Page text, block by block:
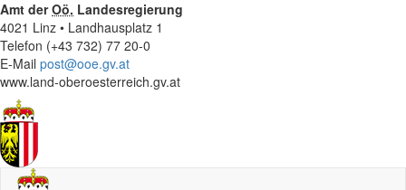
Amt derOö. Landesregierung
4021 Linz • Landhausplatz 1
Telefon (+43 732) 77 20-0
E-Mail post@ooe.gv.at
www.land-oberoesterreich.gv.at